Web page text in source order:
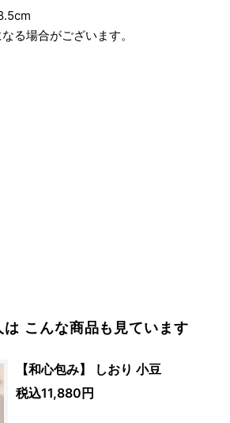
る場合がございます。
は こんな商品も見ています
【和心包み】 しおり 小豆
税込11,880円